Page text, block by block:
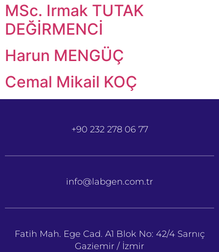
MSc. Irmak TUTAK
DEĞİRMENCİ
Harun MENGÜÇ
Cemal Mikail KOÇ
+90 232 278 06 77
info@labgen.com.tr
Fatih Mah. Ege Cad. A1 Blok No: 42/4 Sarnıç
Gaziemir / İzmir